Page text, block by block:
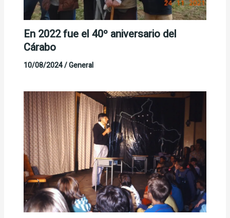
En 2022 fue el 40º aniversario del
Cárabo
10/08/2024/General